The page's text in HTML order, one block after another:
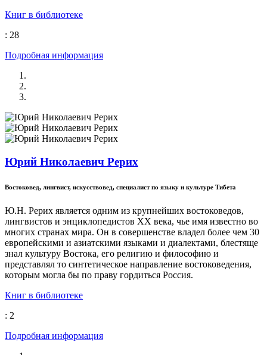
Книг в библиотеке
: 28
Подробная информация
Юрий Николаевич Рерих
Востоковед, лингвист, искусствовед, специалист по языку и культуре Тибета
Ю.Н. Рерих является одним из крупнейших востоковедов,
лингвистов и энциклопедистов ХХ века, чье имя известно во
многих странах мира. Он в совершенстве владел более чем 30
европейскими и азиатскими языками и диалектами, блестяще
знал культуру Востока, его религию и философию и
представлял то синтетическое направление востоковедения,
которым могла бы по праву гордиться Россия.
Книг в библиотеке
: 2
Подробная информация